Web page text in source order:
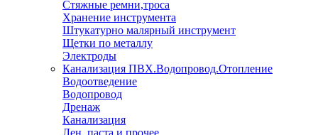
Стяжные ремни,троса
Хранение инструмента
Штукатурно малярный инструмент
Щетки по металлу
Электроды
Канализация ПВХ.Водопровод.Отопление
Водоотведение
Водопровод
Дренаж
Канализация
Лен, паста и прочее